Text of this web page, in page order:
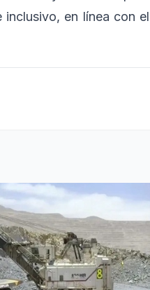
inclusivo, en línea con el